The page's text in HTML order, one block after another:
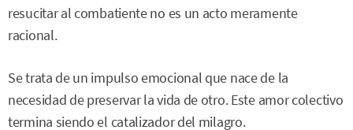
resucitar al combatiente no es un acto meramente
racional.
Se trata de un impulso emocional que nace de la
necesidad de preservar la vida de otro. Este amor colectivo
termina siendo el catalizador del milagro.